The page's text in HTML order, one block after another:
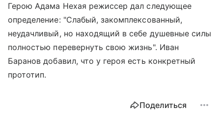
Герою Адама Нехая режиссер дал следующее
определение: "Слабый, закомплексованный,
неудачливый, но находящий в себе душевные силы
полностью перевернуть свою жизнь". Иван
Баранов добавил, что у героя есть конкретный
прототип.
Поделиться